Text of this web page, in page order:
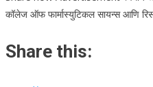
कॉलेज ऑफ फार्मास्युटिकल सायन्स आणि
Share this: